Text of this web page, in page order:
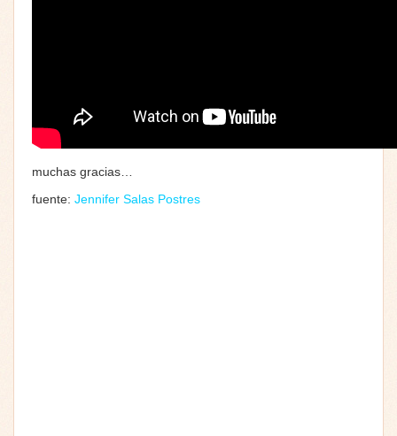
muchas gracias…
fuente: Jennifer Salas Postres